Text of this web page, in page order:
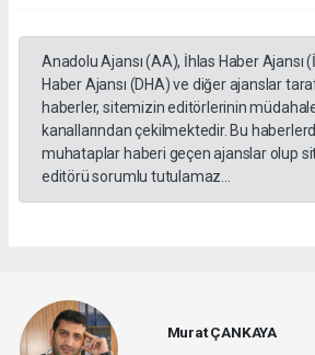
Anadolu Ajansı (AA), İhlas Haber Ajansı
Haber Ajansı (DHA) ve diğer ajanslar
haberler, sitemizin editörlerinin
kanallarından çekilmektedir. Bu
muhataplar haberi geçen ajanslar olup
editörü sorumlu tutulamaz...
Murat ÇANKAYA